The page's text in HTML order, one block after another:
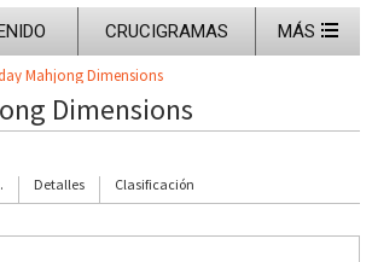
CRUCIGRAMAS MÁS
Mahjong Dimensions
Dimensions
Detalles Clasificación